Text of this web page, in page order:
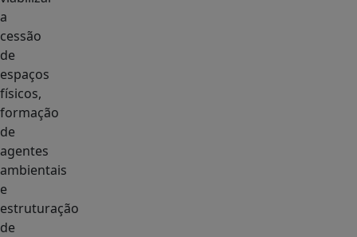
a
cessão
de
espaços
físicos,
formação
de
agentes
ambientais
e
estruturação
de